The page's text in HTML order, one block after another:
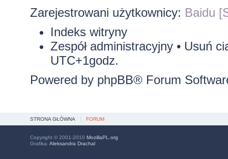
Zarejestrowani użytkownicy: Baidu
Indeks witryny
Zespół administracyjny• Usuń
UTC+1godz.
Powered by phpBB® Forum
STRONA GŁÓWNA FORUM
Copyright © 2001-2010 MozillaPL.org
Grafika: Aleksandra Drachal